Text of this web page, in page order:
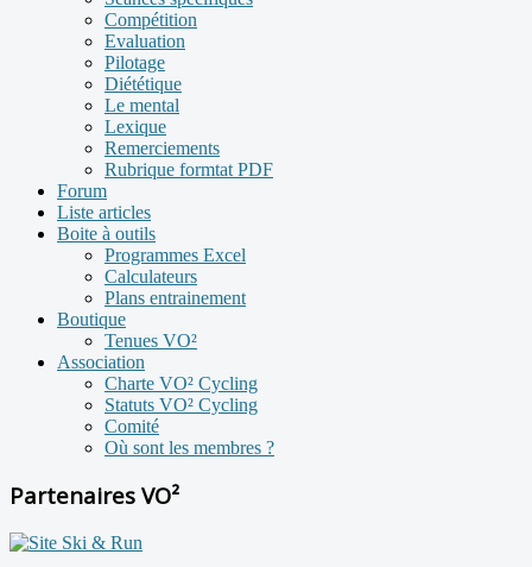
Compétition
Evaluation
Pilotage
Diététique
Le mental
Lexique
Remerciements
Rubrique formtat PDF
Forum
Liste articles
Boite à outils
Programmes Excel
Calculateurs
Plans entrainement
Boutique
Tenues VO²
Association
Charte VO² Cycling
Statuts VO² Cycling
Comité
Où sont les membres ?
Partenaires VO²